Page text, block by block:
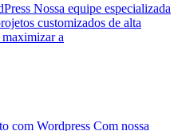
Nossa equipe especializada
customizados de alta
a
com Wordpress Com nossa